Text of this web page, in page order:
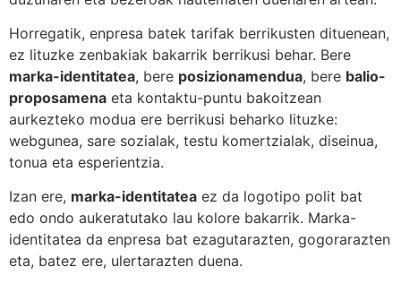
Horregatik, enpresa batek tarifak berrikusten dituenean,
ez lituzke zenbakiak bakarrik berrikusi behar. Bere
marka-identitatea, bere posizionamendua, bere balio-
proposamena eta kontaktu-puntu bakoitzean
aurkezteko modua ere berrikusi beharko lituzke:
webgunea, sare sozialak, testu komertzialak, diseinua,
tonua eta esperientzia.
Izan ere, marka-identitatea ez da logotipo polit bat
edo ondo aukeratutako lau kolore bakarrik. Marka-
identitatea da enpresa bat ezagutarazten, gogorarazten
eta, batez ere, ulertarazten duena.